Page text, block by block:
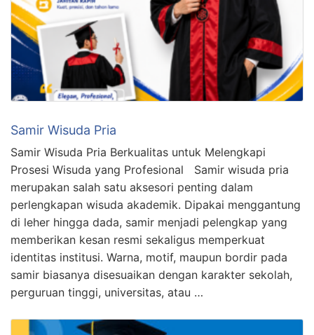
Samir Wisuda Pria
Samir Wisuda Pria Berkualitas untuk Melengkapi
Prosesi Wisuda yang Profesional Samir wisuda pria
merupakan salah satu aksesori penting dalam
perlengkapan wisuda akademik. Dipakai menggantung
di leher hingga dada, samir menjadi pelengkap yang
memberikan kesan resmi sekaligus memperkuat
identitas institusi. Warna, motif, maupun bordir pada
samir biasanya disesuaikan dengan karakter sekolah,
perguruan tinggi, universitas, atau …